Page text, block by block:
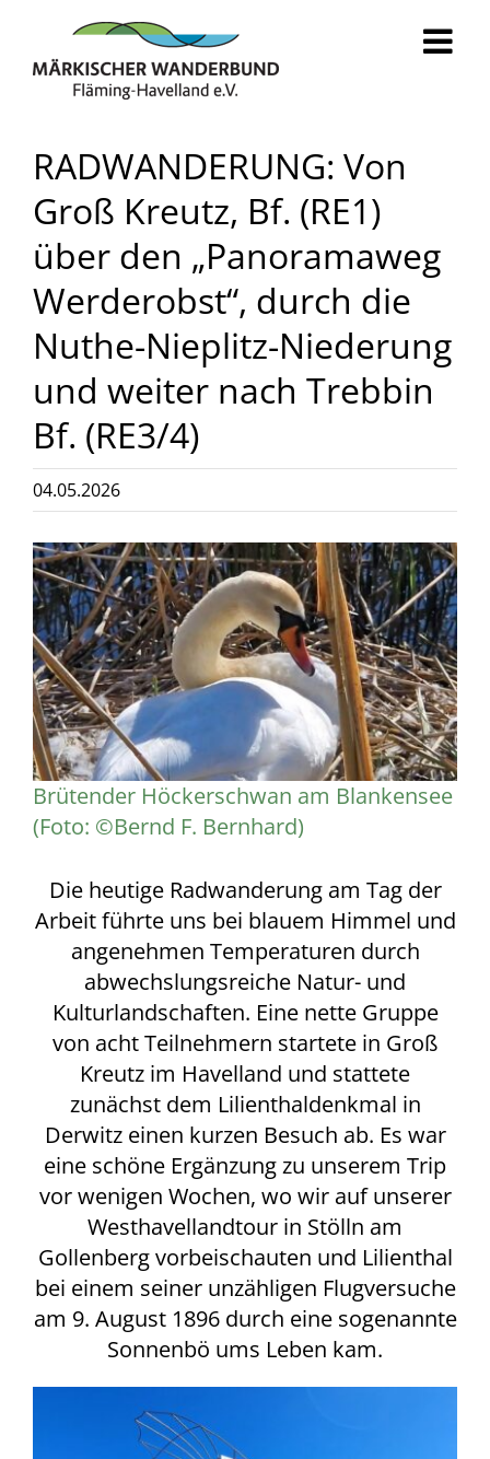
springen
RADWANDERUNG: Von
Groß Kreutz, Bf. (RE1)
über den „Panoramaweg
Werderobst“, durch die
Nuthe-Nieplitz-Niederung
und weiter nach Trebbin
Bf. (RE3/4)
04.05.2026
Zeige
grösseres
Bild
Brütender Höckerschwan am Blankensee
(Foto: ©Bernd F. Bernhard)
Die heutige Radwanderung am Tag der
Arbeit führte uns bei blauem Himmel und
angenehmen Temperaturen durch
abwechslungsreiche Natur- und
Kulturlandschaften. Eine nette Gruppe
von acht Teilnehmern startete in Groß
Kreutz im Havelland und stattete
zunächst dem Lilienthaldenkmal in
Derwitz einen kurzen Besuch ab. Es war
eine schöne Ergänzung zu unserem Trip
vor wenigen Wochen, wo wir auf unserer
Westhavellandtour in Stölln am
Gollenberg vorbeischauten und Lilienthal
bei einem seiner unzähligen Flugversuche
am 9. August 1896 durch eine sogenannte
Sonnenbö ums Leben kam.